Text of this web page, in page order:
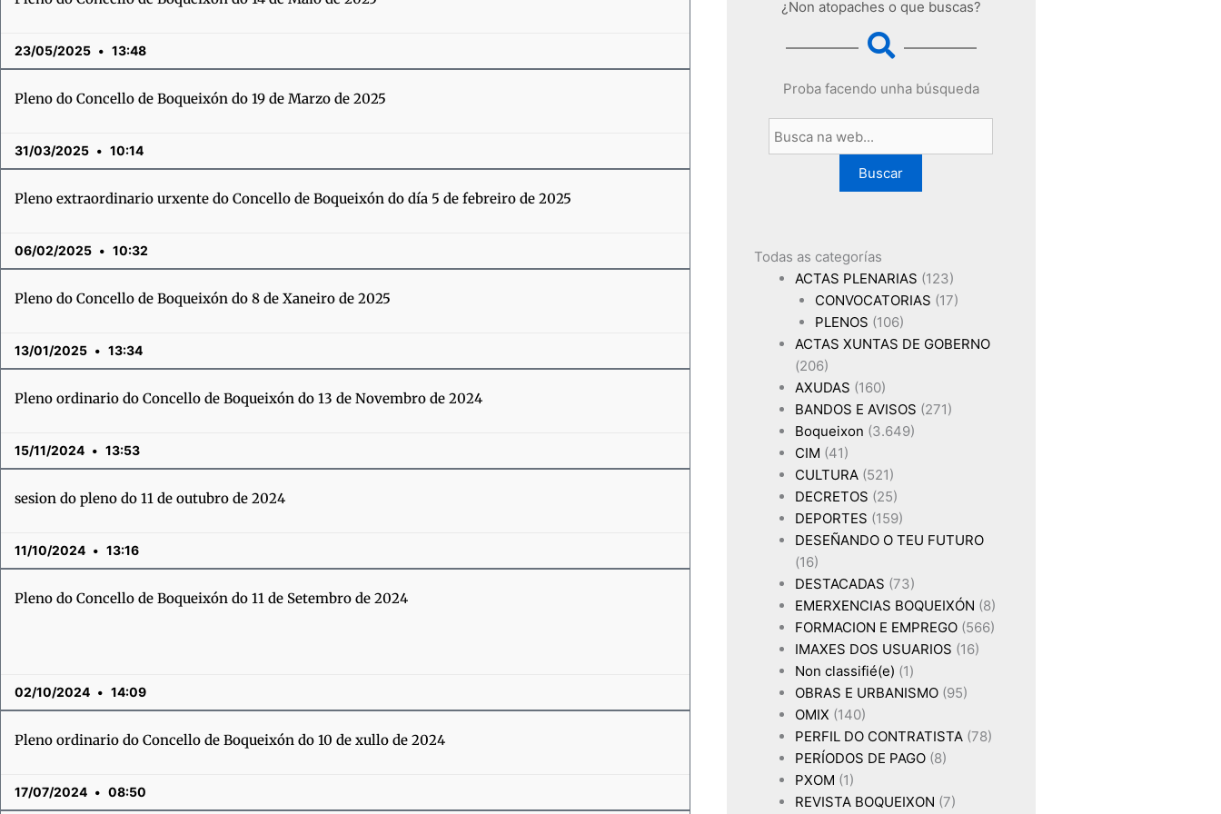
23/05/2025 13:48
Pleno do Concello de Boqueixón do 19 de Marzo de 2025
31/03/2025 10:14
Pleno extraordinario urxente do Concello de Boqueixón do día 5 de febreiro de 2025
06/02/2025 10:32
Pleno do Concello de Boqueixón do 8 de Xaneiro de 2025
13/01/2025 13:34
Pleno ordinario do Concello de Boqueixón do 13 de Novembro de 2024
15/11/2024 13:53
sesion do pleno do 11 de outubro de 2024
11/10/2024 13:16
Pleno do Concello de Boqueixón do 11 de Setembro de 2024
02/10/2024 14:09
Pleno ordinario do Concello de Boqueixón do 10 de xullo de 2024
17/07/2024 08:50
¿Non atopaches o que buscas?
Proba facendo unha búsqueda
Buscar
Todas as categorías
ACTAS PLENARIAS (123)
CONVOCATORIAS (17)
PLENOS (106)
ACTAS XUNTAS DE GOBERNO
(206)
AXUDAS (160)
BANDOS E AVISOS (271)
Boqueixon (3.649)
CIM (41)
CULTURA(521)
DECRETOS (25)
DEPORTES (159)
DESEÑANDO O TEU FUTURO
(16)
DESTACADAS (73)
EMERXENCIAS BOQUEIXÓN (8)
FORMACION E EMPREGO(566)
IMAXES DOS USUARIOS (16)
Non classifié(e) (1)
OBRAS E URBANISMO(95)
OMIX (140)
PERFIL DO CONTRATISTA(78)
PERÍODOS DE PAGO(8)
PXOM (1)
REVISTA BOQUEIXON (7)